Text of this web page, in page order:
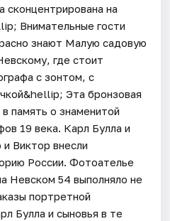
сконцентрирована на
Внимательные гости
знают Малую садовую
где стоит
с зонтом, с
Эта бронзовая
память о знаменитой
19 века. Карл Булла и
Виктор внесли
России. Фотоателье
Невском 54 выполняло не
портретной
Булла и сыновья в те